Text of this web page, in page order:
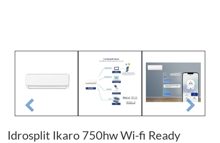
Idrosplit Ikaro 750hw Wi-fi Ready